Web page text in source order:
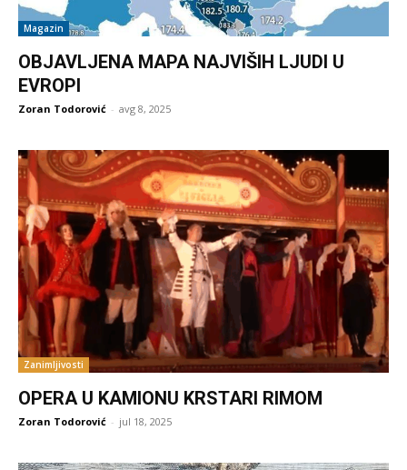
Magazin
OBJAVLJENA MAPA NAJVIŠIH LJUDI U
EVROPI
Zoran Todorović - avg 8, 2025
Zanimljivosti
OPERA U KAMIONU KRSTARI RIMOM
Zoran Todorović - jul 18, 2025